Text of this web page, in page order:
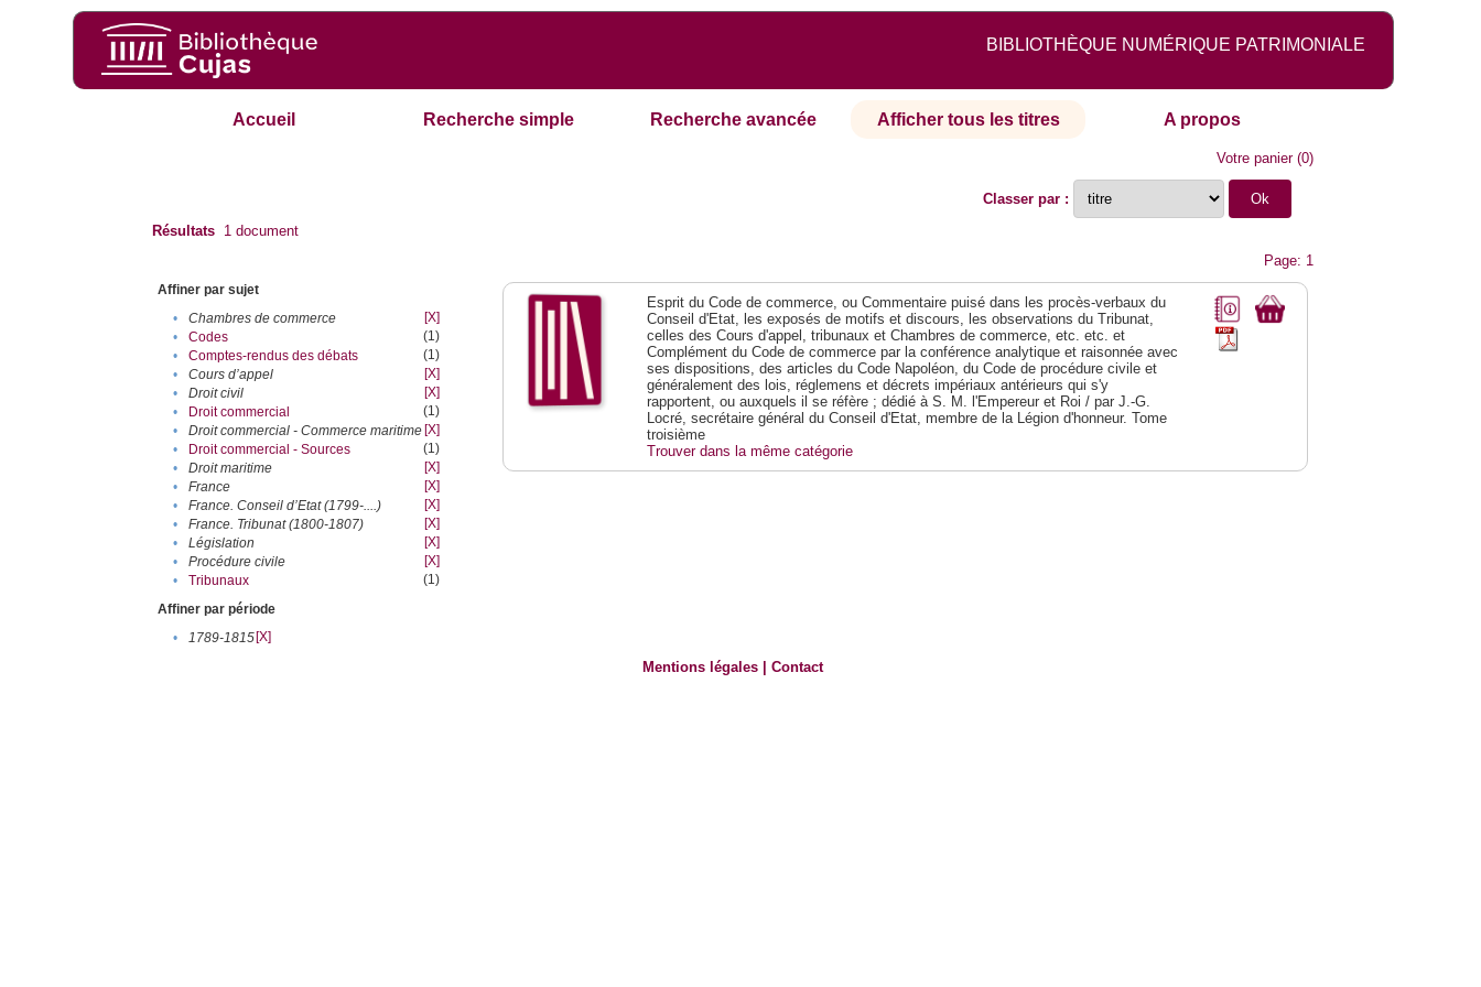
BIBLIOTHÈQUE NUMÉRIQUE PATRIMONIALE
Accueil Recherche simple Recherche avancée Afficher tous les titres A propos
Votre panier(0)
Classer par :
Résultats 1 document
Page: 1
Affiner par sujet
•
Chambres de commerce
[X]
•
Codes
(1)
•
Comptes-rendus des débats
(1)
•
Cours d’appel
[X]
•
Droit civil
[X]
•
Droit commercial
(1)
•
Droit commercial - Commerce maritime [X]
•
Droit commercial - Sources
(1)
•
Droit maritime
[X]
•
France
[X]
•
France. Conseil d’Etat (1799-....)
[X]
•
France. Tribunat (1800-1807)
[X]
•
Législation
[X]
•
Procédure civile
[X]
•
Tribunaux
(1)
Affiner par période
•
1789-1815[X]
Esprit du Code de commerce, ou Commentaire puisé dans les procès-verbaux du
Conseil d'Etat, les exposés de motifs et discours, les observations du Tribunat,
celles des Cours d'appel, tribunaux et Chambres de commerce, etc. etc. et
Complément du Code de commerce par la conférence analytique et raisonnée avec
ses dispositions, des articles du Code Napoléon, du Code de procédure civile et
généralement des lois, réglemens et décrets impériaux antérieurs qui s'y
rapportent, ou auxquels il se réfère ; dédié à S. M. l'Empereur et Roi / par J.-G.
Locré, secrétaire général du Conseil d'Etat, membre de la Légion d'honneur. Tome
troisième
Trouver dans la même catégorie
Mentions légales |Contact